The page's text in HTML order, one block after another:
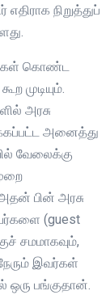
நிறுத்துப்
கொண்ட
முடியும்.
அரசு
அனைத்து
வேலைக்கு
பின் அரசு
(guest
சமமாகவும்,
இவர்கள்
ஒரு பங்குதான்.